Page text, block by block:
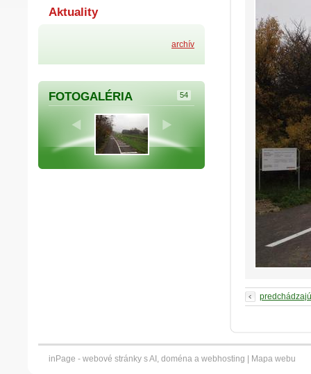
Aktuality
archív
FOTOGALÉRIA 54
inPage - webové stránky s AI, doména a webhosting | Mapa webu